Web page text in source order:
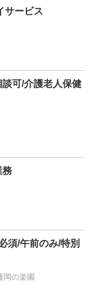
サービス
談可/介護老人保健
務
須/午前のみ/特別
岡の楽園